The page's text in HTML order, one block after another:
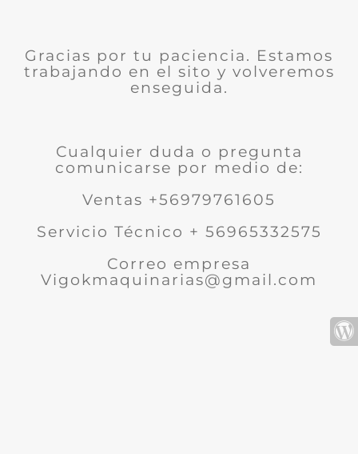
Gracias por tu paciencia. Estamos
trabajando en el sito y volveremos
enseguida.
Cualquier duda o pregunta
comunicarse por medio de:
Ventas +56979761605
Servicio Técnico + 56965332575
Correo empresa
Vigokmaquinarias@gmail.com